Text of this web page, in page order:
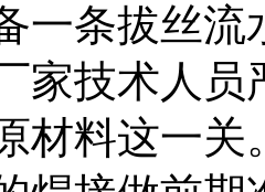
一条拔丝
家技术人
材料这一关